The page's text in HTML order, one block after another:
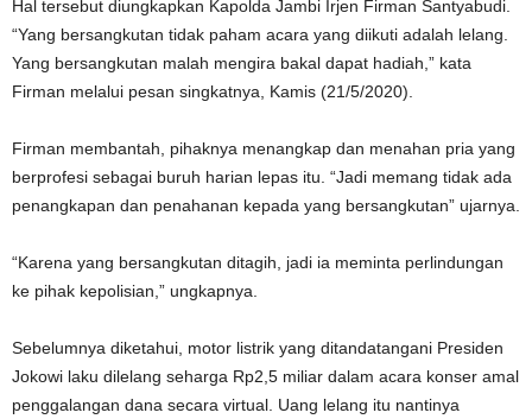
Hal tersebut diungkapkan Kapolda Jambi Irjen Firman Santyabudi.
“Yang bersangkutan tidak paham acara yang diikuti adalah lelang.
Yang bersangkutan malah mengira bakal dapat hadiah,” kata
Firman melalui pesan singkatnya, Kamis (21/5/2020).
Firman membantah, pihaknya menangkap dan menahan pria yang
berprofesi sebagai buruh harian lepas itu. “Jadi memang tidak ada
penangkapan dan penahanan kepada yang bersangkutan” ujarnya.
“Karena yang bersangkutan ditagih, jadi ia meminta perlindungan
ke pihak kepolisian,” ungkapnya.
Sebelumnya diketahui, motor listrik yang ditandatangani Presiden
Jokowi laku dilelang seharga Rp2,5 miliar dalam acara konser amal
penggalangan dana secara virtual. Uang lelang itu nantinya